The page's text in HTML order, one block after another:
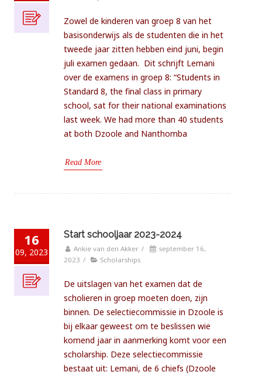
Zowel de kinderen van groep 8 van het
basisonderwijs als de studenten die in het
tweede jaar zitten hebben eind juni, begin
juli examen gedaan. Dit schrijft Lemani
over de examens in groep 8: “Students in
Standard 8, the final class in primary
school, sat for their national examinations
last week. We had more than 40 students
at both Dzoole and Nanthomba
Read More
16
09, 2023
Start schooljaar 2023-2024
Ankie van den Akker /
september 16,
2023 / Scholarships
De uitslagen van het examen dat de
scholieren in groep moeten doen, zijn
binnen. De selectiecommissie in Dzoole is
bij elkaar geweest om te beslissen wie
komend jaar in aanmerking komt voor een
scholarship. Deze selectiecommissie
bestaat uit: Lemani, de 6 chiefs (Dzoole